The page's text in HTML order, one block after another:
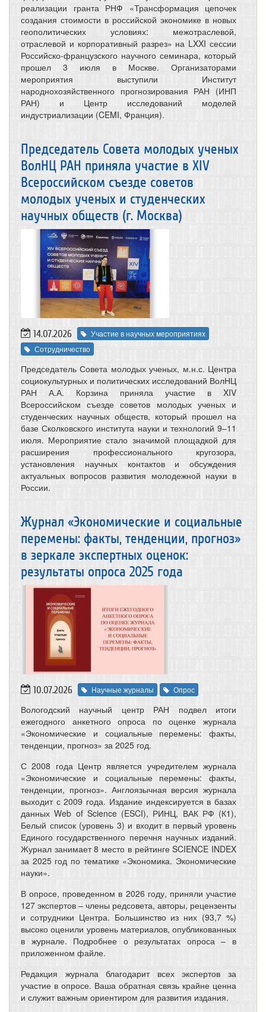
реализации гранта РНФ «Трансформация цепочек
создания стоимости в российской экономике в новых
геополитических условиях: межотраслевой,
отраслевой и корпоративный разрез» на LXXI сессии
Российско-французского научного семинара, который
прошел 3 июля в Москве. Организаторами
мероприятия выступили Институт
народнохозяйственного прогнозирования РАН (ИНП
РАН) и Центр исследований моделей
индустриализации (CEMI, Франция).
Председатель Совета молодых ученых
ВолНЦ РАН приняла участие в XIV
Всероссийском съезде советов
молодых ученых и студенческих
научных обществ (г. Москва)
14.07.2026
Участие в научных мероприятиях
Сотрудничество
Председатель Совета молодых ученых, м.н.с. Центра
социокультурных и политических исследований ВолНЦ
РАН А.А. Корзина приняла участие в XIV
Всероссийском съезде советов молодых ученых и
студенческих научных обществ, который прошел на
базе Сколковского института науки и технологий 9–11
июля. Мероприятие стало значимой площадкой для
расширения профессионального кругозора,
установления научных контактов и обсуждения
актуальных вопросов развития молодежной науки в
России.
Журнал «Экономические и социальные
перемены: факты, тенденции, прогноз»
в зеркале экспертных оценок:
результаты опроса 2025 года
10.07.2026 Научные журналы Опрос
Вологодский научный центр РАН подвел итоги
ежегодного анкетного опроса по оценке журнала
«Экономические и социальные перемены: факты,
тенденции, прогноз» за 2025 год.
С 2008 года Центр является учредителем журнала
«Экономические и социальные перемены: факты,
тенденции, прогноз». Англоязычная версия журнала
выходит с 2009 года. Издание индексируется в базах
данных Web of Science (ESCI), РИНЦ, ВАК РФ (К1),
Белый список (уровень 3) и входит в первый уровень
Единого государственного перечня научных изданий.
Журнал занимает 8 место в рейтинге SCIENCE INDEX
за 2025 год по тематике «Экономика. Экономические
науки».
В опросе, проведенном в 2026 году, приняли участие
127 экспертов – члены редсовета, авторы, рецензенты
и сотрудники Центра. Большинство из них (93,7 %)
высоко оценили уровень материалов, опубликованных
в журнале. Подробнее о результатах опроса – в
приложенном файле.
Редакция журнала благодарит всех экспертов за
участие в опросе. Ваша обратная связь крайне ценна
и служит важным ориентиром для развития издания.